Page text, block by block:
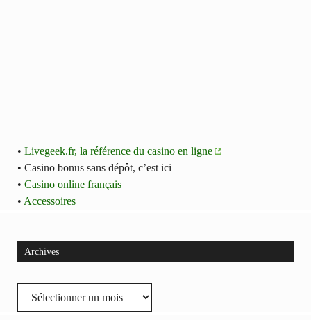
• Livegeek.fr, la référence du casino en ligne
• Casino bonus sans dépôt, c’est ici
• Casino online français
• Accessoires
Archives
Archives